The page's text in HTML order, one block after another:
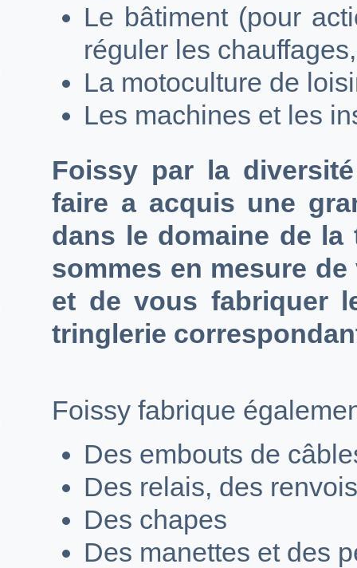
Le bâtiment (pour
réguler les
La motoculture de
Les machines et les
Foissy par la
faire a acquis une
dans le domaine de la
sommes en mesure
et de vous fabriquer
tringlerie
Foissy fabrique
Des embouts de
Des relais, des renvois
Des chapes
Des manettes et des